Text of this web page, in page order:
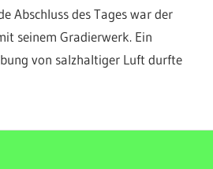
Abschluss des Tages war der
seinem Gradierwerk. Ein
von salzhaltiger Luft durfte